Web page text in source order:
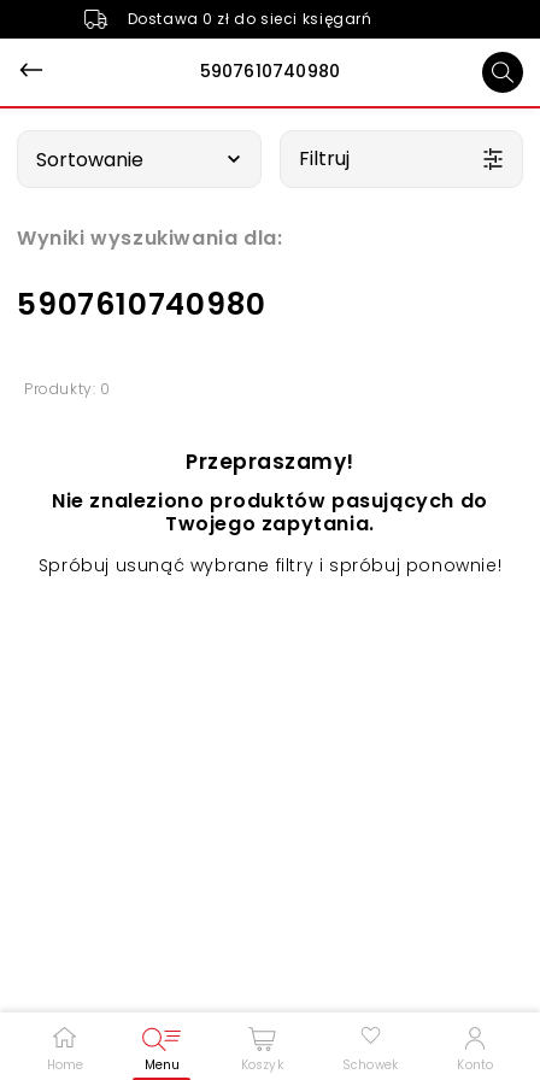
Dostawa 0 zł do sieci księgarń
5907610740980
Home Menu Koszyk Schowek Konto
Wyniki wyszukiwania dla:
5907610740980
Sortowanie Filtruj
Produkty: 0
Przepraszamy!
Nie znaleziono produktów pasujących do
Twojego zapytania.
Spróbuj usunąć wybrane filtry i spróbuj ponownie!
Podkreślenie linków